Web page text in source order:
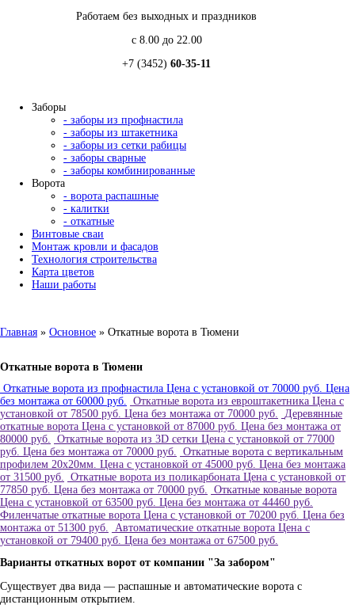
Работаем без выходных и праздников
с 8.00 до 22.00
+7 (3452) 60-35-11
Заборы
- заборы из профнастила
- заборы из штакетника
- заборы из сетки рабицы
- заборы сварные
- заборы комбинированные
Ворота
- ворота распашные
- калитки
- откатные
Винтовые сваи
Монтаж кровли и фасадов
Технология строительства
Карта цветов
Наши работы
Главная » Основное » Откатные ворота в Тюмени
Откатные ворота в Тюмени
Откатные ворота из профнастила Цена с установкой от 70000 руб. Цена
без монтажа от 60000 руб. Откатные ворота из евроштакетника Цена с
установкой от 78500 руб. Цена без монтажа от 70000 руб. Деревянные
откатные ворота Цена с установкой от 87000 руб. Цена без монтажа от
80000 руб. Откатные ворота из 3D сетки Цена с установкой от 77000
руб. Цена без монтажа от 70000 руб. Откатные ворота с вертикальным
профилем 20х20мм. Цена с установкой от 45000 руб. Цена без монтажа
от 31500 руб. Откатные ворота из поликарбоната Цена с установкой от
77850 руб. Цена без монтажа от 70000 руб. Откатные кованые ворота
Цена с установкой от 63500 руб. Цена без монтажа от 44460 руб.
Филенчатые откатные ворота Цена с установкой от 70200 руб. Цена без
монтажа от 51300 руб. Автоматические откатные ворота Цена с
установкой от 79400 руб. Цена без монтажа от 67500 руб.
Варианты откатных ворот от компании "За забором"
Существует два вида — распашные и автоматические ворота с
дистанционным открытием.